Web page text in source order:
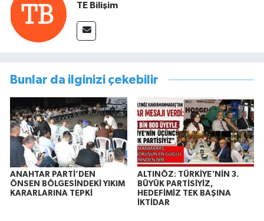
TE Bilişim
Bunlar da ilginizi çekebilir
ANAHTAR PARTİ’DEN
ÖNSEN BÖLGESİNDEKİ YIKIM
KARARLARINA TEPKİ
ALTINÖZ: TÜRKİYE'NİN 3.
BÜYÜK PARTİSİYİZ,
HEDEFİMİZ TEK BAŞINA
İKTİDAR